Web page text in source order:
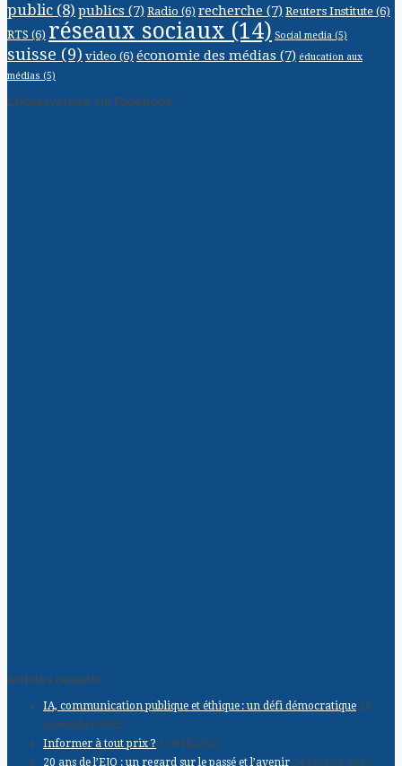
public (8) publics (7) Radio (6) recherche (7) Reuters Institute (6)
RTS (6) réseaux sociaux (14) Social media (5)
suisse (9) video (6) économie des médias (7) éducation aux
médias (5)
L’Observatoire sur Facebook
Articles récents
IA, communication publique et éthique : un défi démocratique 20
novembre 2025
Informer à tout prix ? 6 avril 2025
20 ans de l’EJO : un regard sur le passé et l’avenir 24 février 2025